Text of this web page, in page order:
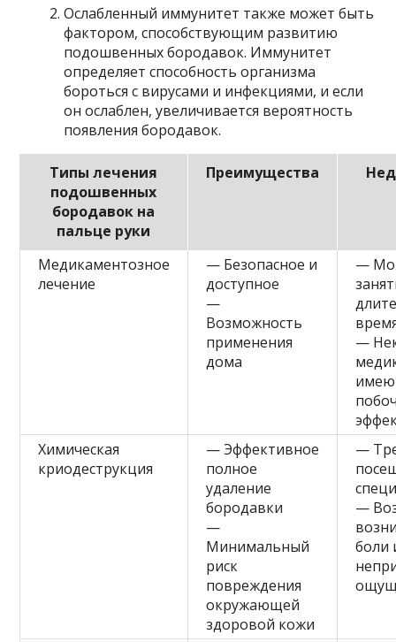
Ослабленный иммунитет также может быть
фактором, способствующим развитию
подошвенных бородавок. Иммунитет
определяет способность организма
бороться с вирусами и инфекциями, и если
он ослаблен, увеличивается вероятность
появления бородавок.
Типы лечения
подошвенных
бородавок на
пальце руки
Преимущества
Медикаментозное
лечение
— Безопасное и
доступное
—
Возможность
применения
дома
—
—
Химическая
криодеструкция
— Эффективное
полное
удаление
бородавки
—
Минимальный
риск
повреждения
окружающей
здоровой кожи
—
—
боли